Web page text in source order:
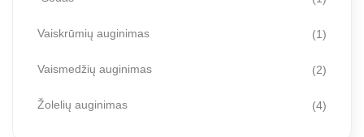
Vaiskrūmių auginimas (1)
Vaismedžių auginimas (2)
Žolelių auginimas (4)